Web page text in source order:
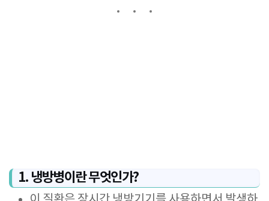
1. 냉방병이란 무엇인가?